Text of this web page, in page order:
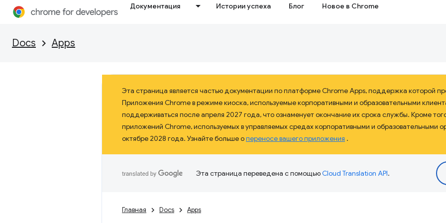
Документация Истории успеха Блог Новое в Chrome
Docs Apps
Эта страница является частью документации по платформе Chrome Apps, поддержка которой
Приложения Chrome в режиме киоска, используемые корпоративными и образовательными
поддерживаться после апреля 2027 года, что ознаменует окончание их срока службы. Кроме
приложений Chrome, используемых в управляемых средах корпоративными и образовательными
октябре 2028 года. Узнайте больше опереносе вашего приложения .
Эта страница переведена с помощьюCloud Translation API.
Главная Docs Apps